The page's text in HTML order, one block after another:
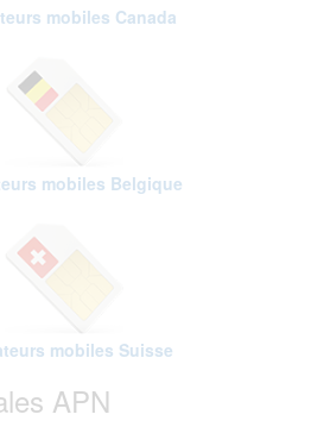
mobiles Canada
mobiles Belgique
mobiles Suisse
APN